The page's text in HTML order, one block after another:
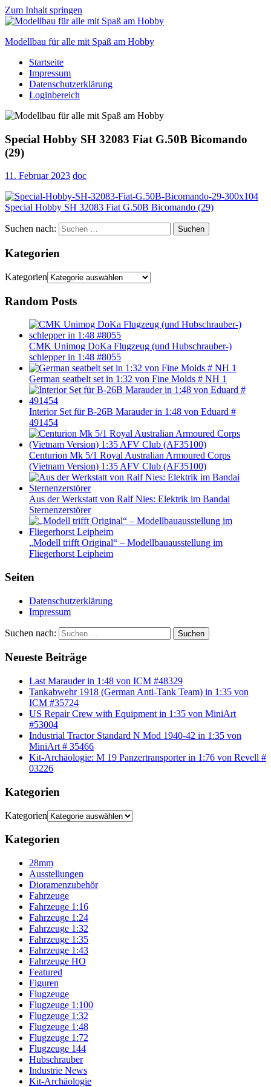
Zum Inhalt springen
Modellbau für alle mit Spaß am Hobby
Scale
modelling
to
Startseite
Impressum
Datenschutzerklärung
Loginbereich
Special Hobby SH 32083 Fiat G.50B Bicomando
(29)
11. Februar 2023 doc
Suchen nach: Suchen
Kategorien
Kategorien
Random Posts
CMK Unimog DoKa Flugzeug (und Hubschrauber-)
schlepper in 1:48 #8055
German seatbelt set in 1:32 von Fine Molds # NH 1
Interior Set für B-26B Marauder in 1:48 von Eduard #
491454
Centurion Mk 5/1 Royal Australian Armoured Corps
(Vietnam Version) 1:35 AFV Club (AF35100)
Aus der Werkstatt von Ralf Nies: Elektrik im Bandai
Sternenzerstörer
„Modell trifft Original“ – Modellbauausstellung im
Fliegerhorst Leipheim
Seiten
Datenschutzerklärung
Impressum
Suchen nach: Suchen
Neueste Beiträge
Last Marauder in 1:48 von ICM #48329
Tankabwehr 1918 (German Anti-Tank Team) in 1:35 von
ICM #35724
US Repair Crew with Equipment in 1:35 von MiniArt
#53004
Industrial Tractor Standard N Mod 1940-42 in 1:35 von
MiniArt # 35466
Kit-Archäologie: M 19 Panzertransporter in 1:76 von Revell #
03226
Kategorien
Kategorien
Kategorien
28mm
Ausstellungen
Dioramenzubehör
Fahrzeuge
Fahrzeuge 1:16
Fahrzeuge 1:24
Fahrzeuge 1:32
Fahrzeuge 1:35
Fahrzeuge 1:43
Fahrzeuge HO
Featured
Figuren
Flugzeuge
Flugzeuge 1:100
Flugzeuge 1:32
Flugzeuge 1:48
Flugzeuge 1:72
Flugzeuge 144
Hubschrauber
Industrie News
Kit-Archäologie